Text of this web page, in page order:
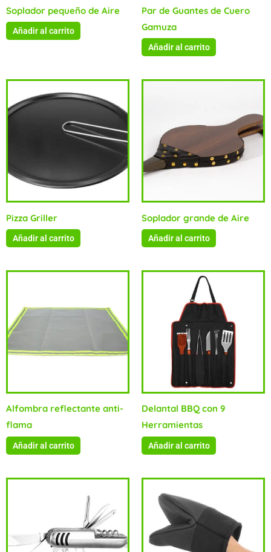
Soplador pequeño de Aire
Añadir al carrito
Par de Guantes de Cuero
Gamuza
Añadir al carrito
Pizza Griller
Añadir al carrito
Soplador grande de Aire
Añadir al carrito
Alfombra reflectante anti-
flama
Añadir al carrito
Delantal BBQ con 9
Herramientas
Añadir al carrito